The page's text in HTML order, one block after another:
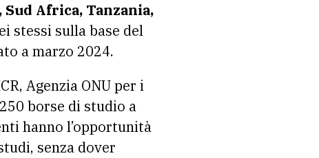
Sud Africa, Tanzania,
stessi sulla base del
a marzo 2024.
Agenzia ONU per i
borse di studio a
hanno l’opportunità
senza dover